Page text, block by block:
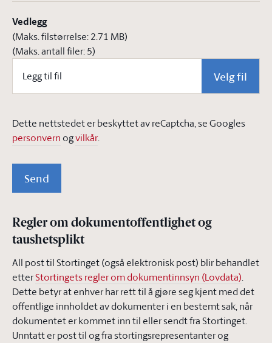
Vedlegg
(Maks. filstørrelse:2.71 MB)
(Maks. antall filer:5)
Legg til fil Velg fil
Dette nettstedet er beskyttet av reCaptcha, se Googles
personvern ogvilkår.
Send
Regler om dokumentoffentlighet og
taushetsplikt
All post til Stortinget (også elektronisk post) blir behandlet
etterStortingets regler om dokumentinnsyn (Lovdata).
Dette betyr at enhver har rett til å gjøre seg kjent med det
offentlige innholdet av dokumenter i en bestemt sak, når
dokumentet er kommet inn til eller sendt fra Stortinget.
Unntatt er post til og fra stortingsrepresentanter og